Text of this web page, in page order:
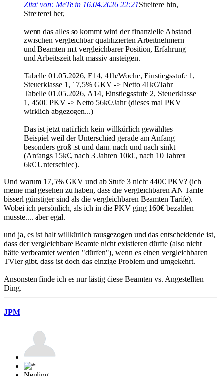
Zitat von: MeTe in 16.04.2026 22:21Streitere hin,
Streiterei her,
wenn das alles so kommt wird der finanzielle Abstand
zwischen vergleichbar qualifizierten Arbeitnehmern
und Beamten mit vergleichbarer Position, Erfahrung
und Arbeitszeit halt massiv ansteigen.
Tabelle 01.05.2026, E14, 41h/Woche, Einstiegsstufe 1,
Steuerklasse 1, 17,5% GKV -> Netto 41k€/Jahr
Tabelle 01.05.2026, A14, Einstiegsstufe 2, Steuerklasse
1, 450€ PKV -> Netto 56k€/Jahr (dieses mal PKV
wirklich abgezogen...)
Das ist jetzt natürlich kein willkürlich gewähltes
Beispiel weil der Unterschied gerade am Anfang
besonders groß ist und dann nach und nach sinkt
(Anfangs 15k€, nach 3 Jahren 10k€, nach 10 Jahren
6k€ Unterschied).
Und warum 17,5% GKV und ab Stufe 3 nicht 440€ PKV? (ich
meine mal gesehen zu haben, dass die vergleichbaren AN Tarife
bisserl günstiger sind als die vergleichbaren Beamten Tarife).
Wobei ich persönlich, als ich in die PKV ging 160€ bezahlen
musste.... aber egal.
und ja, es ist halt willkürlich rausgezogen und das entscheidende ist,
dass der vergleichbare Beamte nicht existieren dürfte (also nicht
hätte verbeamtet werden "dürfen"), wenn es einen vergleichbaren
TVler gibt, dass ist doch das einzige Problem und umgekehrt.
Ansonsten finde ich es nur lästig diese Beamten vs. Angestellten
Ding.
JPM